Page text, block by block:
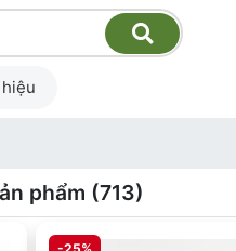
phẩm (713)